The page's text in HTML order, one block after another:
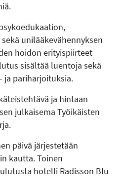
unilääkevähennyksen
hoidon erityispiirteet
sisältää luentoja sekä
ja pariharjoituksia.
ja hintaan
julkaisema Työikäisten
päivä järjestetään
kautta. Toinen
hotelli Radisson Blu